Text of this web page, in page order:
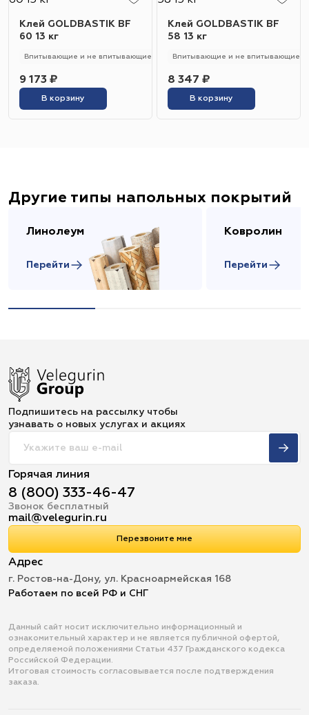
Клей GOLDBASTIK BF
60 13 кг
Впитывающие и не впитывающие 250 - 280 гр/м2 Универсальный
9 173 ₽
В корзину
Клей GOLDBASTIK BF
58 13 кг
Впитывающие и не впитывающие
8 347 ₽
В корзину
Другие типы напольных покрытий
Линолеум
Перейти
Ковролин
Перейти
Подпишитесь на рассылку чтобы
узнавать о новых услугах и акциях
Горячая линия
8 (800) 333-46-47
Звонок бесплатный
mail@velegurin.ru
Перезвоните мне
Адрес
г. Ростов-на-Дону, ул. Красноармейская 168
Работаем по всей РФ и СНГ
Данный сайт носит исключительно информационный и
ознакомительный характер и не является публичной офертой,
определяемой положениями Статьи 437 Гражданского кодекса
Российской Федерации.
Итоговая стоимость согласовывается после подтверждения
заказа.